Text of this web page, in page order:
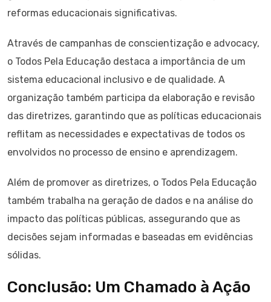
reformas educacionais significativas.
Através de campanhas de conscientização e advocacy,
o Todos Pela Educação destaca a importância de um
sistema educacional inclusivo e de qualidade. A
organização também participa da elaboração e revisão
das diretrizes, garantindo que as políticas educacionais
reflitam as necessidades e expectativas de todos os
envolvidos no processo de ensino e aprendizagem.
Além de promover as diretrizes, o Todos Pela Educação
também trabalha na geração de dados e na análise do
impacto das políticas públicas, assegurando que as
decisões sejam informadas e baseadas em evidências
sólidas.
Conclusão: Um Chamado à Ação